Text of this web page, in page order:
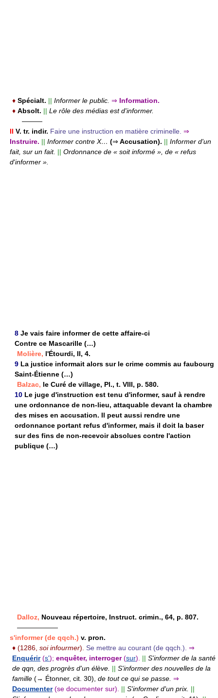
♦ Spécialt. || Informer le public. ⇒ Information.
♦ Absolt. || Le rôle des médias est d'informer.
———
II V. tr. indir. Faire une instruction en matière criminelle. ⇒
Instruire. || Informer contre X… (⇒ Accusation). || Informer d'un
fait, sur un fait. || Ordonnance de « soit informé », de « refus
d'informer ».
8 Je vais faire informer de cette affaire-ci
Contre ce Mascarille (…)
Molière, l'Étourdi, II, 4.
9 La justice informait alors sur le crime commis au faubourg
Saint-Étienne (…)
Balzac, le Curé de village, Pl., t. VIII, p. 580.
10 Le juge d'instruction est tenu d'informer, sauf à rendre
une ordonnance de non-lieu, attaquable devant la chambre
des mises en accusation. Il peut aussi rendre une
ordonnance portant refus d'informer, mais il doit la baser
sur des fins de non-recevoir absolues contre l'action
publique (…)
Dalloz, Nouveau répertoire, Instruct. crimin., 64, p. 807.
——————
s'informer (de qqch.) v. pron.
♦ (1286, soi infourmer). Se mettre au courant (de qqch.). ⇒
Enquérir (s'); enquêter, interroger(sur). || S'informer de la santé
de qqn, des progrès d'un élève. || S'informer des nouvelles de la
famille (→ Étonner, cit. 30), de tout ce qui se passe. ⇒
Documenter (se documenter sur). || S'informer d'un prix. ||